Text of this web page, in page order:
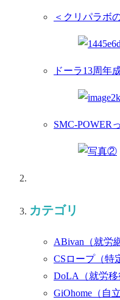
＜クリパラボ
ドーラ13周年
SMC-POWER
カテゴリ
ABivan （就労
CSロープ （特
DoLA （就労
GiOhome （自